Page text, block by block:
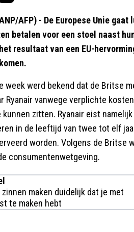
AFP) - De Europese Unie
betalen voor een stoel naast
resultaat van een EU-
week werd bekend dat de Britse
Ryanair vanwege verplichte
kunnen zitten. Ryanair eist
in de leeftijd van twee tot elf
worden. Volgens de Britse
consumentenwetgeving.
zinnen maken duidelijk dat je met
te maken hebt